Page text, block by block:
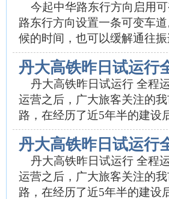
今起中华路东行方向启用
路东行方向设置一条可变车
候的时间，也可以缓解通往
丹大高铁昨日试运行
丹大高铁昨日试运行 全程
运营之后，广大旅客关注的
路，在经历了近5年半的建设
丹大高铁昨日试运行
丹大高铁昨日试运行 全程
运营之后，广大旅客关注的
路，在经历了近5年半的建设